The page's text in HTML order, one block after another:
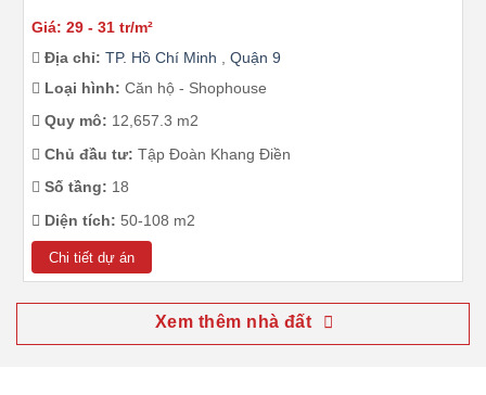
Giá: 29 - 31 tr/m²
Địa chỉ: TP. Hồ Chí Minh
Quận 9
Loại hình: Căn hộ - Shophouse
Quy mô: 12,657.3 m2
Chủ đầu tư: Tập Đoàn Khang Điền
Số tầng: 18
Diện tích: 50-108 m2
Chi tiết dự án
Xem thêm nhà đất